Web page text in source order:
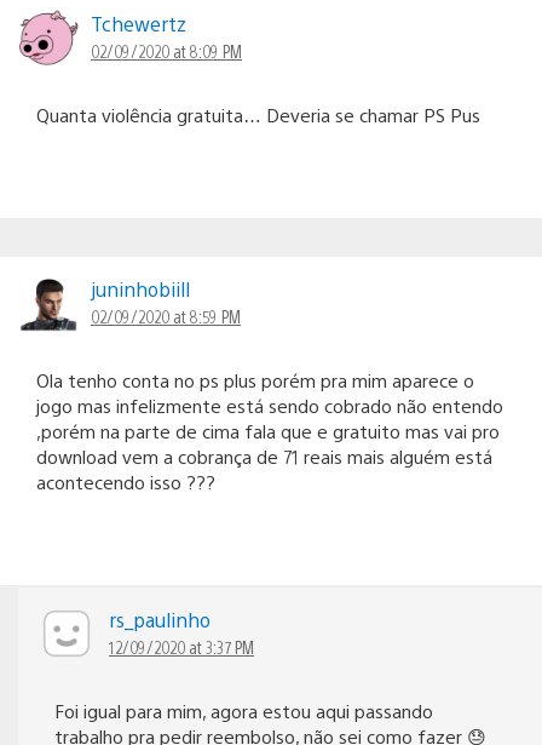
Tchewertz
02/09/2020 at 8:09 PM
Quanta violência gratuita… Deveria se chamar PS Pus
juninhobiill
02/09/2020 at 8:59 PM
Ola tenho conta no ps plus porém pra mim aparece o
jogo mas infelizmente está sendo cobrado não entendo
,porém na parte de cima fala que e gratuito mas vai pro
download vem a cobrança de 71 reais mais alguém está
acontecendo isso ???
rs_paulinho
12/09/2020 at 3:37 PM
Foi igual para mim, agora estou aqui passando
trabalho pra pedir reembolso, não sei como fazer 😓